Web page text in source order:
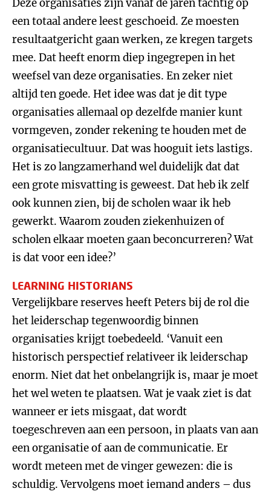
Deze organisaties zijn vanaf de jaren tachtig op
een totaal andere leest geschoeid. Ze moesten
resultaatgericht gaan werken, ze kregen targets
mee. Dat heeft enorm diep ingegrepen in het
weefsel van deze organisaties. En zeker niet
altijd ten goede. Het idee was dat je dit type
organisaties allemaal op dezelfde manier kunt
vormgeven, zonder rekening te houden met de
organisatiecultuur. Dat was hooguit iets lastigs.
Het is zo langzamerhand wel duidelijk dat dat
een grote misvatting is geweest. Dat heb ik zelf
ook kunnen zien, bij de scholen waar ik heb
gewerkt. Waarom zouden ziekenhuizen of
scholen elkaar moeten gaan beconcurreren? Wat
is dat voor een idee?’
LEARNING HISTORIANS
Vergelijkbare reserves heeft Peters bij de rol die
het leiderschap tegenwoordig binnen
organisaties krijgt toebedeeld. ‘Vanuit een
historisch perspectief relativeer ik leiderschap
enorm. Niet dat het onbelangrijk is, maar je moet
het wel weten te plaatsen. Wat je vaak ziet is dat
wanneer er iets misgaat, dat wordt
toegeschreven aan een persoon, in plaats van aan
een organisatie of aan de communicatie. Er
wordt meteen met de vinger gewezen: die is
schuldig. Vervolgens moet iemand anders – dus